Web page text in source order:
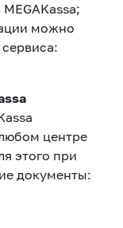
можно
центре
этого при
документы: